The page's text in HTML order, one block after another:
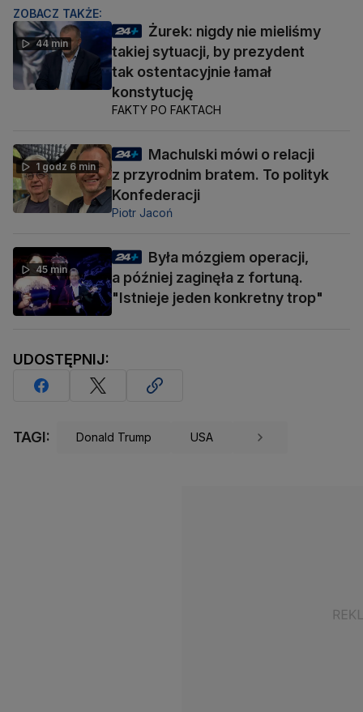
ZOBACZ TAKŻE:
44 min
Żurek: nigdy nie mieliśmy
takiej sytuacji, by prezydent
tak ostentacyjnie łamał
konstytucję
FAKTY PO FAKTACH
1 godz 6 min
Machulski mówi o relacji
z przyrodnim bratem. To polityk
Konfederacji
Piotr Jacoń
45 min
Była mózgiem operacji,
a później zaginęła z fortuną.
"Istnieje jeden konkretny trop"
UDOSTĘPNIJ:
TAGI: Donald Trump USA